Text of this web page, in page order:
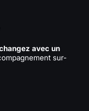
avec un
sur-